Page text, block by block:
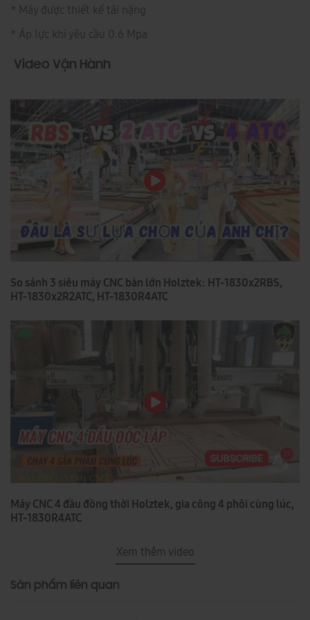
* Máy được thiết kế tải nặng
* Áp lực khí yêu cầu 0.6 Mpa
Video Vận Hành
So sánh 3 siêu máy CNC bàn lớn Holztek: HT-1830x2RBS,
HT-1830x2R2ATC, HT-1830R4ATC
Máy CNC 4 đầu đồng thời Holztek, gia công 4 phôi cùng lúc,
HT-1830R4ATC
Xem thêm video
Sản phẩm liên quan